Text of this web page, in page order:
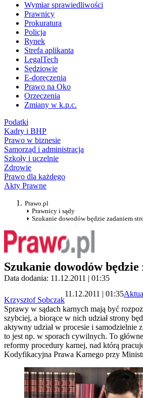
Wymiar sprawiedliwości
Prawnicy
Prokuratura
Policja
Rynek
Strefa aplikanta
LegalTech
Sędziowie
E-doręczenia
Prawo na Oko
Orzeczenia
Zmiany w k.p.c.
Podatki
Kadry i BHP
Prawo w biznesie
Samorząd i administracja
Szkoły i uczelnie
Zdrowie
Prawo dla każdego
Akty Prawne
Prawo.pl
Prawnicy i sądy
Szukanie dowodów będzie zadaniem
Szukanie dowodów
Data dodania: 11.12.2011 | 01:35
Krzysztof Sobczak
11.12.2011 | 01:35
Sprawy w sądach karnych mają być
szybciej, a biorące w nich udział strony
aktywny udział w procesie i samodzielnie
to jest np. w sporach cywilnych. To
reformy procedury karnej, nad którą
Kodyfikacyjna Prawa Karnego przy